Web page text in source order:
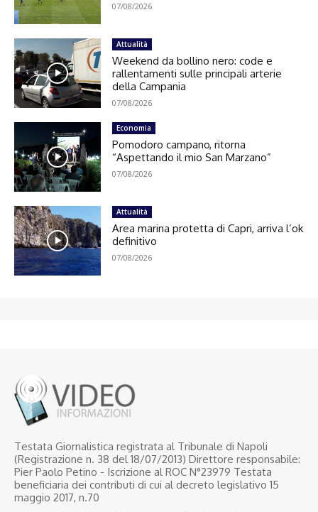
07/08/2026
Attualità
Weekend da bollino nero: code e
rallentamenti sulle principali arterie
della Campania
07/08/2026
Economia
Pomodoro campano, ritorna
“Aspettando il mio San Marzano”
07/08/2026
Attualità
Area marina protetta di Capri, arriva l’ok
definitivo
07/08/2026
Testata Giornalistica registrata al Tribunale di Napoli
(Registrazione n. 38 del 18/07/2013) Direttore responsabile:
Pier Paolo Petino - Iscrizione al ROC N°23979 Testata
beneficiaria dei contributi di cui al decreto legislativo 15
maggio 2017, n.70